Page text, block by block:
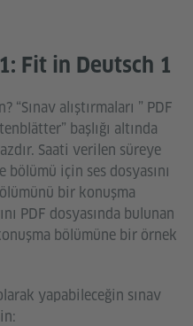
Fit in Deutsch 1
alıştırmaları ” PDF
başlığı altında
Saati verilen süreye
bölümü için ses dosyasını
bir konuşma
PDF dosyasında bulunan
bölümüne bir örnek
yapabileceğin sınav